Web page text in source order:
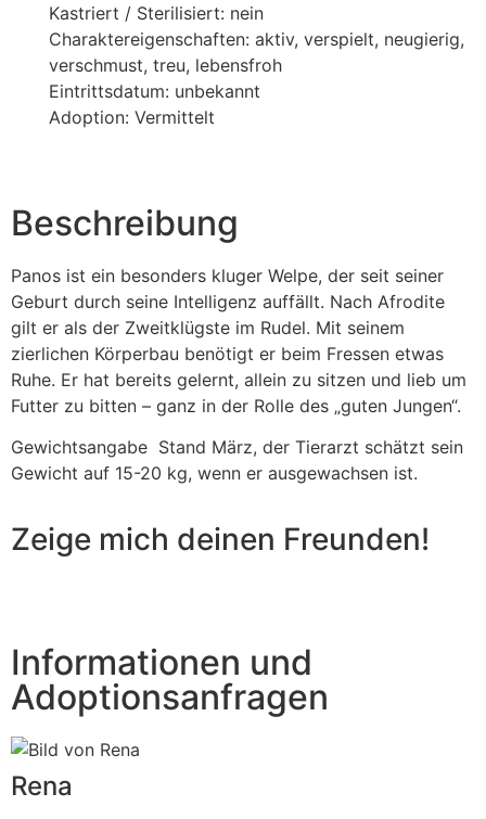
Kastriert / Sterilisiert: nein
Charaktereigenschaften: aktiv, verspielt, neugierig,
verschmust, treu, lebensfroh
Eintrittsdatum: unbekannt
Adoption: Vermittelt
Beschreibung
Panos ist ein besonders kluger Welpe, der seit seiner
Geburt durch seine Intelligenz auffällt. Nach Afrodite
gilt er als der Zweitklügste im Rudel. Mit seinem
zierlichen Körperbau benötigt er beim Fressen etwas
Ruhe. Er hat bereits gelernt, allein zu sitzen und lieb um
Futter zu bitten – ganz in der Rolle des „guten Jungen“.
Gewichtsangabe Stand März, der Tierarzt schätzt sein
Gewicht auf 15-20 kg, wenn er ausgewachsen ist.
Zeige mich deinen Freunden!
Informationen und
Adoptionsanfragen
Rena